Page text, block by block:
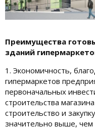
Преимущества
зданий
1. Экономичность,
гипермаркетов
первоначальных
строительства
строительство и
значительно выше, чем